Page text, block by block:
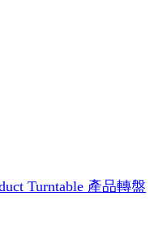
Turntable 產品轉盤